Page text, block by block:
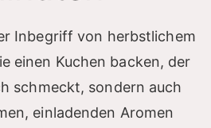
Inbegriff von herbstlichem
einen Kuchen backen, der
schmeckt, sondern auch
einladenden Aromen